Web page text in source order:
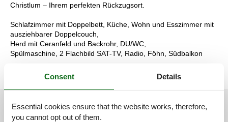
Christlum – Ihrem perfekten Rückzugsort.
Schlafzimmer mit Doppelbett, Küche, Wohn und Esszimmer mit
ausziehbarer Doppelcouch,
Herd mit Ceranfeld und Backrohr, DU/WC,
Spülmaschine, 2 Flachbild SAT-TV, Radio, Föhn, Südbalkon
See nearby objects
Consent Details
Essential cookies ensure that the website works, therefore,
you cannot opt out of them.